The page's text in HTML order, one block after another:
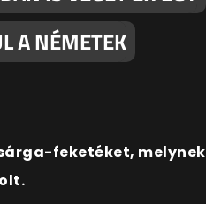
A NÉMETEK
feketéket, melynek